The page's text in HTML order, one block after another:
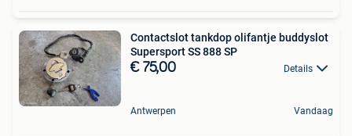
Contactslot tankdop olifantje buddyslot
Supersport SS 888 SP
€ 75,00 Details
Antwerpen Vandaag